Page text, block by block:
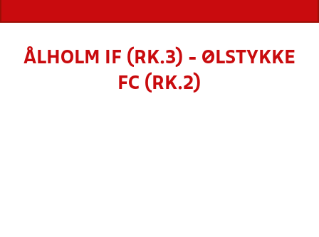
ÅLHOLM IF (RK.3) - ØLSTYKKE
FC (RK.2)